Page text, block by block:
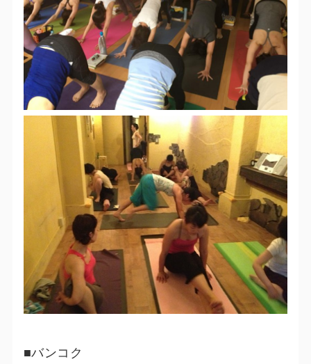
■バンコク